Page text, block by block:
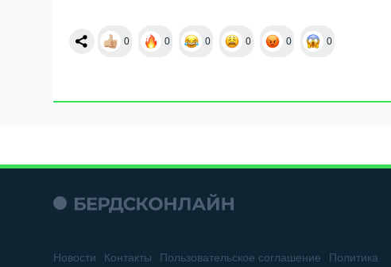
0 0 0 0 0 0
Новости Контакты Пользовательское соглашение
Политика